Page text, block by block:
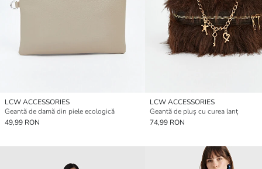
LCW ACCESSORIES
Geantă de damă din piele ecologică
49,99 RON
LCW ACCESSORIES
Geantă de pluș cu curea lanț
74,99 RON